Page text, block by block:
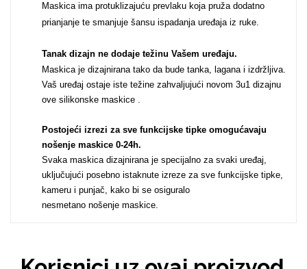
Maskica ima protuklizajuću prevlaku koja pruža dodatno
prianjanje te smanjuje šansu ispadanja uređaja iz ruke.
Tanak dizajn ne dodaje težinu Vašem uređaju.
Maskica je dizajnirana tako da bude tanka, lagana i izdržljiva.
Vaš uređaj ostaje iste težine zahvaljujući novom 3u1 dizajnu
ove silikonske maskice .
Postojeći izrezi za sve funkcijske tipke omogućavaju
nošenje maskice 0-24h.
Svaka maskica dizajnirana je specijalno za svaki uređaj,
uključujući posebno istaknute izreze za sve funkcijske tipke,
kameru i punjač, kako bi se osiguralo
nesmetano nošenje maskice.
Svijet životinja
Mandale / Cvjetni
Citati & Stihovi